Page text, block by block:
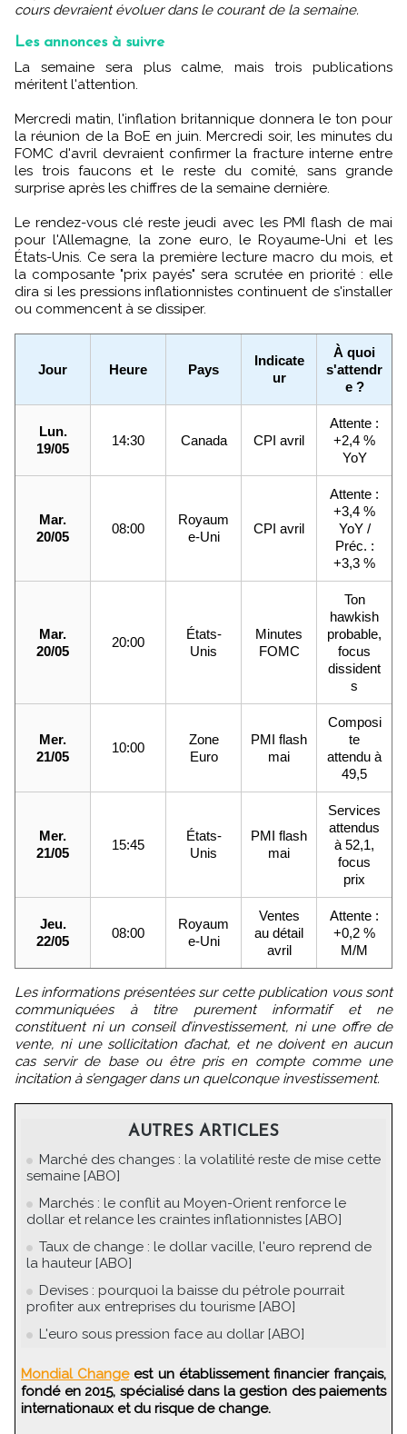
cours devraient évoluer dans le courant de la semaine.
Les annonces à suivre
La semaine sera plus calme, mais trois publications
méritent l'attention.
Mercredi matin, l'inflation britannique donnera le ton pour
la réunion de la BoE en juin. Mercredi soir, les minutes du
FOMC d'avril devraient confirmer la fracture interne entre
les trois faucons et le reste du comité, sans grande
surprise après les chiffres de la semaine dernière.
Le rendez-vous clé reste jeudi avec les PMI flash de mai
pour l'Allemagne, la zone euro, le Royaume-Uni et les
États-Unis. Ce sera la première lecture macro du mois, et
la composante "prix payés" sera scrutée en priorité : elle
dira si les pressions inflationnistes continuent de s'installer
ou commencent à se dissiper.
Jour Heure Pays
Indicate
ur
À quoi
s'attendr
e ?
Lun.
19/05
14:30 Canada CPI avril
Attente :
+2,4 %
YoY
Mar.
20/05
08:00
Royaum
e-Uni
CPI avril
Attente :
+3,4 %
YoY /
Préc. :
+3,3 %
Mar.
20/05
20:00
États-
Unis
Minutes
FOMC
Ton
hawkish
probable,
focus
dissident
s
Mer.
21/05
10:00
Zone
Euro
PMI flash
mai
Composi
te
attendu à
49,5
Mer.
21/05
15:45
États-
Unis
PMI flash
mai
Services
attendus
à 52,1,
focus
prix
Jeu.
22/05
08:00
Royaum
e-Uni
Ventes
au détail
avril
Attente :
+0,2 %
M/M
Les informations présentées sur cette publication vous sont
communiquées à titre purement informatif et ne
constituent ni un conseil d’investissement, ni une offre de
vente, ni une sollicitation d’achat, et ne doivent en aucun
cas servir de base ou être pris en compte comme une
incitation à s’engager dans un quelconque investissement.
AUTRES ARTICLES
Marché des changes : la volatilité reste de mise cette
semaine [ABO]
Marchés : le conflit au Moyen-Orient renforce le
dollar et relance les craintes inflationnistes [ABO]
Taux de change : le dollar vacille, l'euro reprend de
la hauteur [ABO]
Devises : pourquoi la baisse du pétrole pourrait
profiter aux entreprises du tourisme [ABO]
L'euro sous pression face au dollar [ABO]
Mondial Change est un établissement financier français,
fondé en 2015, spécialisé dans la gestion des paiements
internationaux et du risque de change.